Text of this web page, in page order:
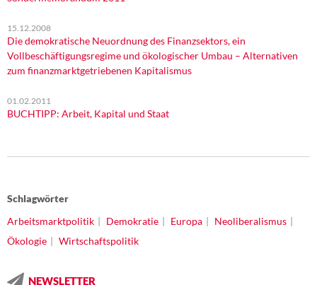
15.12.2008
Die demokratische Neuordnung des Finanzsektors, ein
Vollbeschäftigungsregime und ökologischer Umbau – Alternativen
zum finanzmarktgetriebenen Kapitalismus
01.02.2011
BUCHTIPP: Arbeit, Kapital und Staat
Schlagwörter
Arbeitsmarktpolitik
Demokratie Europa
Neoliberalismus
Ökologie
Wirtschaftspolitik
NEWSLETTER